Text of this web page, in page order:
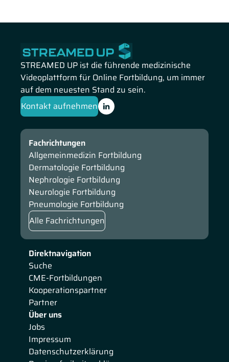
STREAMED UP ist die führende medizinische
Videoplattform für Online Fortbildung, um immer
auf dem neuesten Stand zu sein.
Kontakt aufnehmen
Direktnavigation
Suche
CME-Fortbildungen
Kooperationspartner
Partner
Über uns
Jobs
Impressum
Datenschutzerklärung
Fachrichtungen
Allgemeinmedizin Fortbildung
Dermatologie Fortbildung
Nephrologie Fortbildung
Neurologie Fortbildung
Pneumologie Fortbildung
Alle Fachrichtungen